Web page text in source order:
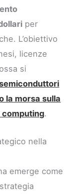
per
L’obiettivo
licenze
si
la morsa sulla
computing.
nella
emerge come